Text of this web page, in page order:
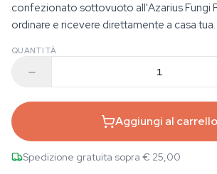
confezionato sottovuoto all'Azarius Fungi
ordinare e ricevere direttamente a casa tua.
QUANTITÀ
Aggiungi al carrello
Spedizione gratuita sopra € 25,00